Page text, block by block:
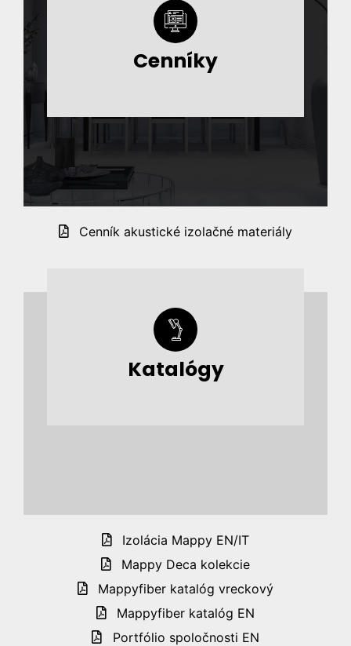
Cenníky
Cenník akustické izolačné materiály
Katalógy
Izolácia Mappy EN/IT
Mappy Deca kolekcie
Mappyfiber katalóg vreckový
Mappyfiber katalóg EN
Portfólio spoločnosti EN